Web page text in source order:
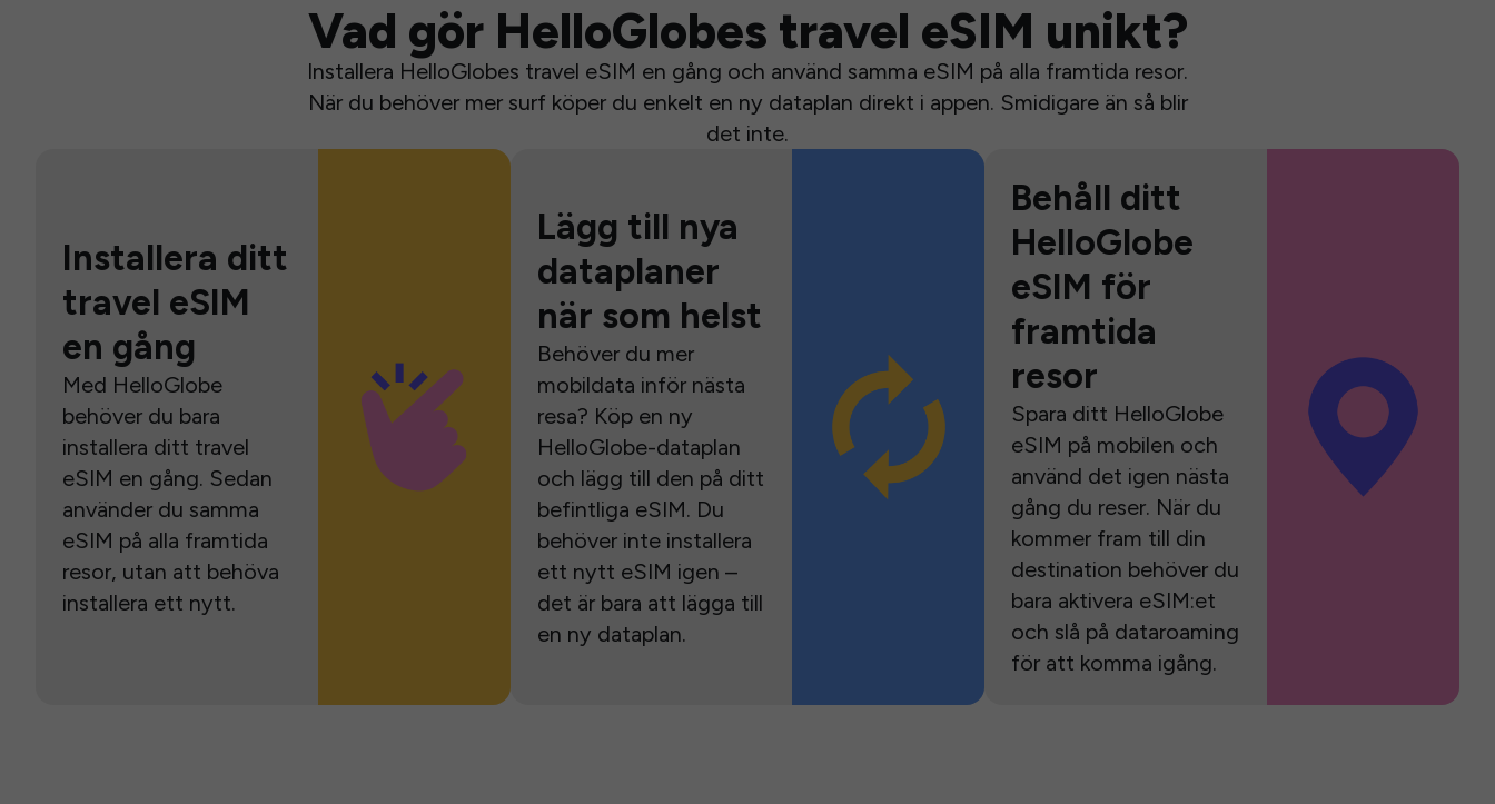
Vad gör HelloGlobes travel eSIM unikt?
Installera HelloGlobes travel eSIM en gång och använd samma eSIM på alla framtida resor.
När du behöver mer surf köper du enkelt en ny dataplan direkt i appen. Smidigare än så blir
det inte.
Installera ditt
travel eSIM
en gång
Med HelloGlobe
behöver du bara
installera ditt travel
eSIM en gång. Sedan
använder du samma
eSIM på alla framtida
resor, utan att behöva
installera ett nytt.
Lägg till nya
dataplaner
när som helst
Behöver du mer
mobildata inför nästa
resa? Köp en ny
HelloGlobe-dataplan
och lägg till den på ditt
befintliga eSIM. Du
behöver inte installera
ett nytt eSIM igen –
det är bara att lägga till
en ny dataplan.
Behåll ditt
HelloGlobe
eSIM för
framtida
resor
Spara ditt HelloGlobe
eSIM på mobilen och
använd det igen nästa
gång du reser. När du
kommer fram till din
destination behöver du
bara aktivera eSIM:et
och slå på dataroaming
för att komma igång.